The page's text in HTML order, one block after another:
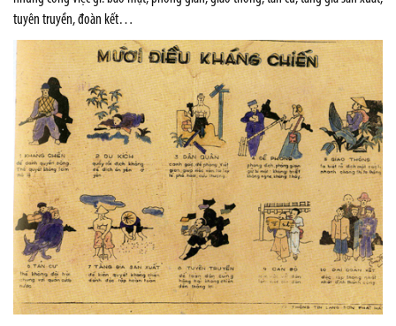
tuyên truyền, đoàn kết…